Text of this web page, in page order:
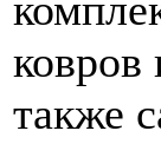
также